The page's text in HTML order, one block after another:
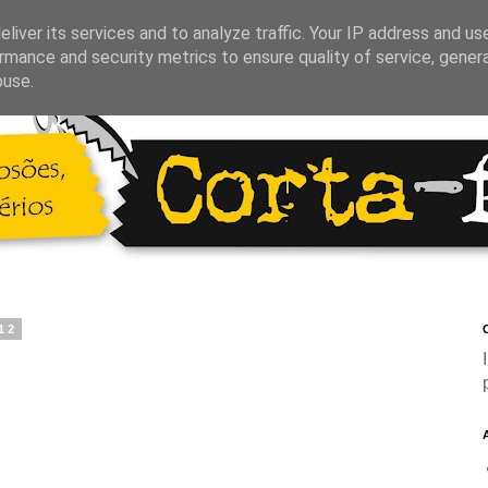
its services and to analyze traffic. Your IP address and
and security metrics to ensure quality of service,